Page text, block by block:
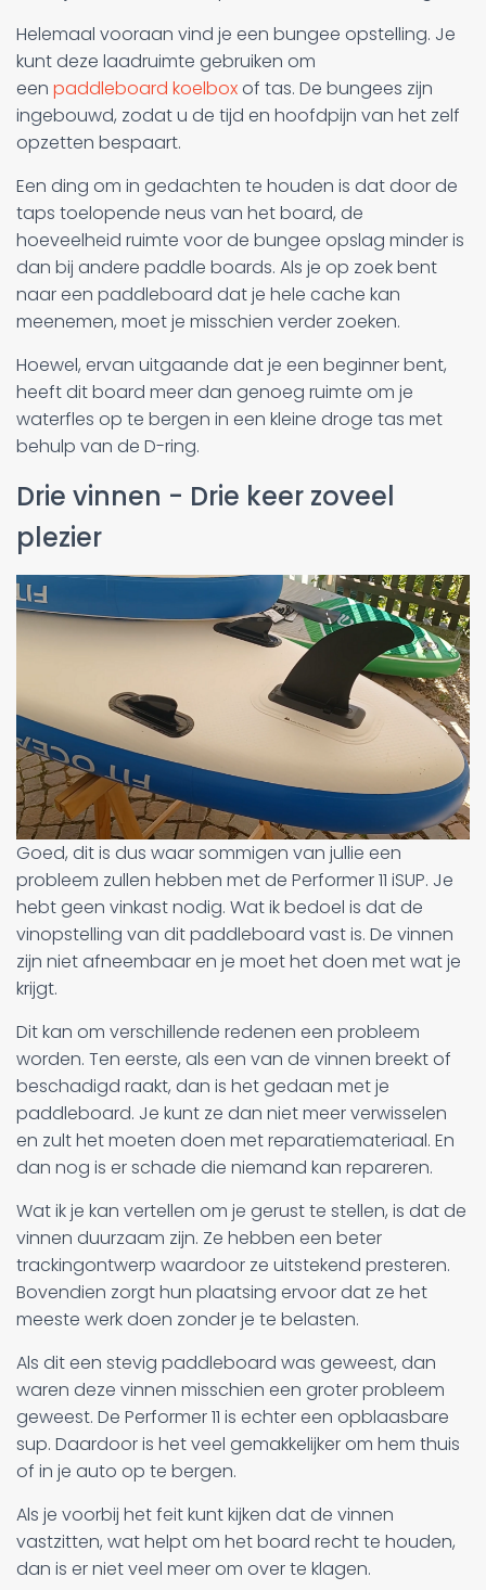
Helemaal vooraan vind je een bungee opstelling. Je
kunt deze laadruimte gebruiken om
een paddleboard koelboxof tas. De bungees zijn
ingebouwd, zodat u de tijd en hoofdpijn van het zelf
opzetten bespaart.
Een ding om in gedachten te houden is dat door de
taps toelopende neus van het board, de
hoeveelheid ruimte voor de bungee opslag minder is
dan bij andere paddle boards. Als je op zoek bent
naar een paddleboard dat je hele cache kan
meenemen, moet je misschien verder zoeken.
Hoewel, ervan uitgaande dat je een beginner bent,
heeft dit board meer dan genoeg ruimte om je
waterfles op te bergen in een kleine droge tas met
behulp van de D-ring.
Drie vinnen - Drie keer zoveel
plezier
Goed, dit is dus waar sommigen van jullie een
probleem zullen hebben met de Performer 11 iSUP. Je
hebt geen vinkast nodig. Wat ik bedoel is dat de
vinopstelling van dit paddleboard vast is. De vinnen
zijn niet afneembaar en je moet het doen met wat je
krijgt.
Dit kan om verschillende redenen een probleem
worden. Ten eerste, als een van de vinnen breekt of
beschadigd raakt, dan is het gedaan met je
paddleboard. Je kunt ze dan niet meer verwisselen
en zult het moeten doen met reparatiemateriaal. En
dan nog is er schade die niemand kan repareren.
Wat ik je kan vertellen om je gerust te stellen, is dat de
vinnen duurzaam zijn. Ze hebben een beter
trackingontwerp waardoor ze uitstekend presteren.
Bovendien zorgt hun plaatsing ervoor dat ze het
meeste werk doen zonder je te belasten.
Als dit een stevig paddleboard was geweest, dan
waren deze vinnen misschien een groter probleem
geweest. De Performer 11 is echter een opblaasbare
sup. Daardoor is het veel gemakkelijker om hem thuis
of in je auto op te bergen.
Als je voorbij het feit kunt kijken dat de vinnen
vastzitten, wat helpt om het board recht te houden,
dan is er niet veel meer om over te klagen.